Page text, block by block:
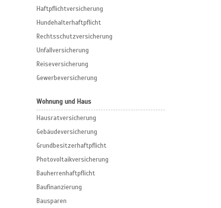
Haftpflichtversicherung
Hundehalterhaftpflicht
Rechtsschutzversicherung
Unfallversicherung
Reiseversicherung
Gewerbeversicherung
Wohnung und Haus
Hausratversicherung
Gebäudeversicherung
Grundbesitzerhaftpflicht
Photovoltaikversicherung
Bauherrenhaftpflicht
Baufinanzierung
Bausparen